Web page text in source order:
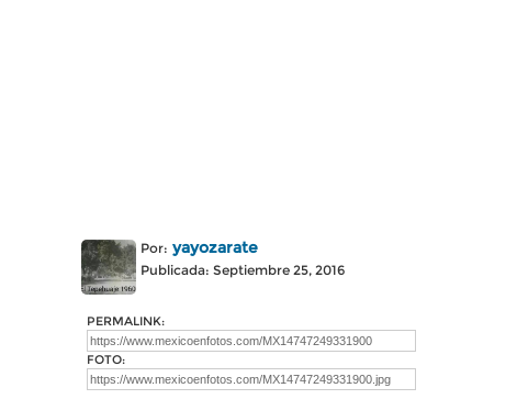
Por: yayozarate
Publicada: Septiembre 25, 2016
PERMALINK:
FOTO: